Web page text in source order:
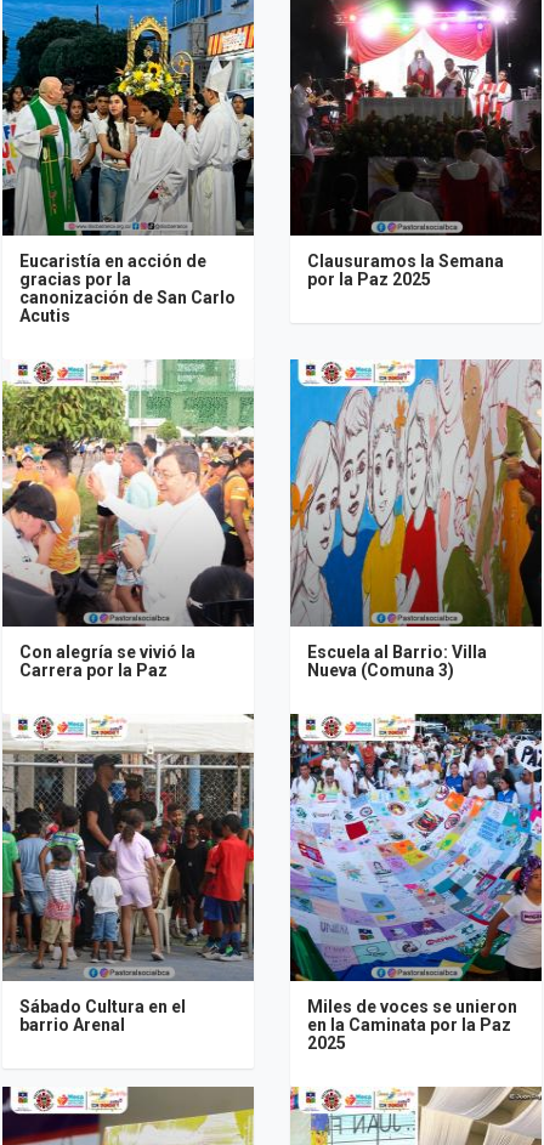
Eucaristía en acción de
gracias por la
canonización de San Carlo
Acutis
Clausuramos la Semana
por la Paz 2025
Con alegría se vivió la
Carrera por la Paz
Escuela al Barrio: Villa
Nueva (Comuna 3)
Sábado Cultura en el
barrio Arenal
Miles de voces se unieron
en la Caminata por la Paz
2025